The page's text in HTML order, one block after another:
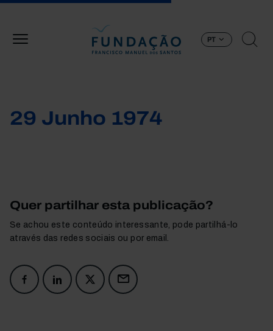
PT
29 Junho 1974
Quer partilhar esta publicação?
Se achou este conteúdo interessante, pode partilhá-lo
através das redes sociais ou por email.